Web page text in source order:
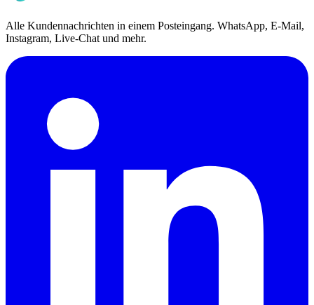
Alle Kundennachrichten in einem Posteingang. WhatsApp, E-Mail,
Instagram, Live-Chat und mehr.